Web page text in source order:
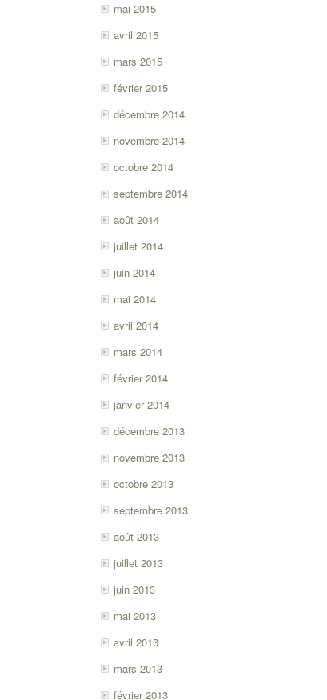
mai 2015
avril 2015
mars 2015
février 2015
décembre 2014
novembre 2014
octobre 2014
septembre 2014
août 2014
juillet 2014
juin 2014
mai 2014
avril 2014
mars 2014
février 2014
janvier 2014
décembre 2013
novembre 2013
octobre 2013
septembre 2013
août 2013
juillet 2013
juin 2013
mai 2013
avril 2013
mars 2013
février 2013